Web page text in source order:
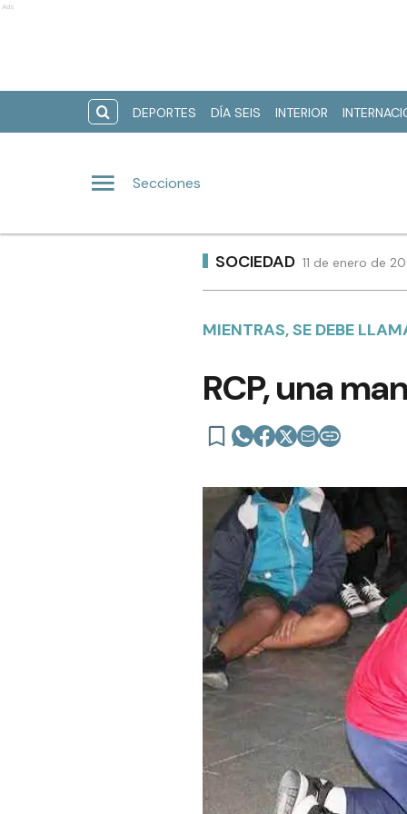
Ads
DEPORTES DÍA SEIS INTERIOR
Secciones
SOCIEDAD 11 de enero de
MIENTRAS, SE DEBE
RCP, una